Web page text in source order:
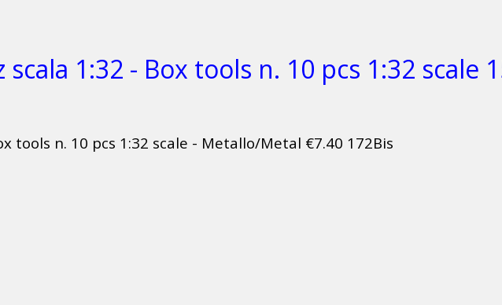
1:32 - Box tools n. 10 pcs 1:32 scale
tools n. 10 pcs 1:32 scale - Metallo/Metal €7.40 172Bis